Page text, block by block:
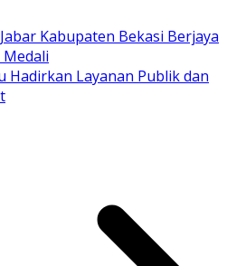
Kabupaten Bekasi Berjaya
Medali
Hadirkan Layanan Publik dan